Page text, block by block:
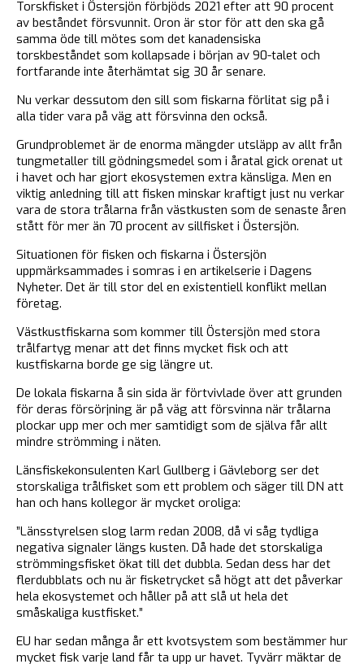
Torskfisket i Östersjön förbjöds 2021 efter att 90 procent
av beståndet försvunnit. Oron är stor för att den ska gå
samma öde till mötes som det kanadensiska
torskbeståndet som kollapsade i början av 90-talet och
fortfarande inte återhämtat sig 30 år senare.
Nu verkar dessutom den sill som fiskarna förlitat sig på i
alla tider vara på väg att försvinna den också.
Grundproblemet är de enorma mängder utsläpp av allt från
tungmetaller till gödningsmedel som i åratal gick orenat ut
i havet och har gjort ekosystemen extra känsliga. Men en
viktig anledning till att fisken minskar kraftigt just nu verkar
vara de stora trålarna från västkusten som de senaste åren
stått för mer än 70 procent av sillfisket i Östersjön.
Situationen för fisken och fiskarna i Östersjön
uppmärksammades i somras i en artikelserie i Dagens
Nyheter. Det är till stor del en existentiell konflikt mellan
företag.
Västkustfiskarna som kommer till Östersjön med stora
trålfartyg menar att det finns mycket fisk och att
kustfiskarna borde ge sig längre ut.
De lokala fiskarna å sin sida är förtvivlade över att grunden
för deras försörjning är på väg att försvinna när trålarna
plockar upp mer och mer samtidigt som de själva får allt
mindre strömming i näten.
Länsfiskekonsulenten Karl Gullberg i Gävleborg ser det
storskaliga trålfisket som ett problem och säger till DN att
han och hans kollegor är mycket oroliga:
”Länsstyrelsen slog larm redan 2008, då vi såg tydliga
negativa signaler längs kusten. Då hade det storskaliga
strömmingsfisket ökat till det dubbla. Sedan dess har det
flerdubblats och nu är fisketrycket så högt att det påverkar
hela ekosystemet och håller på att slå ut hela det
småskaliga kustfisket.”
EU har sedan många år ett kvotsystem som bestämmer hur
mycket fisk varje land får ta upp ur havet. Tyvärr mäktar de